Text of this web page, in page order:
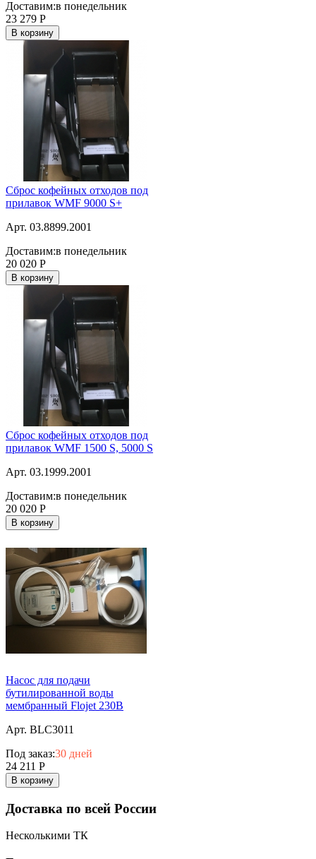
Доставим:в понедельник
23 279 Р
В корзину
Сброс кофейных отходов под
прилавок WMF 9000 S+
Арт. 03.8899.2001
Доставим:в понедельник
20 020 Р
В корзину
Сброс кофейных отходов под
прилавок WMF 1500 S, 5000 S
Арт. 03.1999.2001
Доставим:в понедельник
20 020 Р
В корзину
Насос для подачи
бутилированной воды
мембранный Flojet 230В
Арт. BLC3011
Под заказ:30 дней
24 211 Р
В корзину
Доставка по всей России
Несколькими ТК